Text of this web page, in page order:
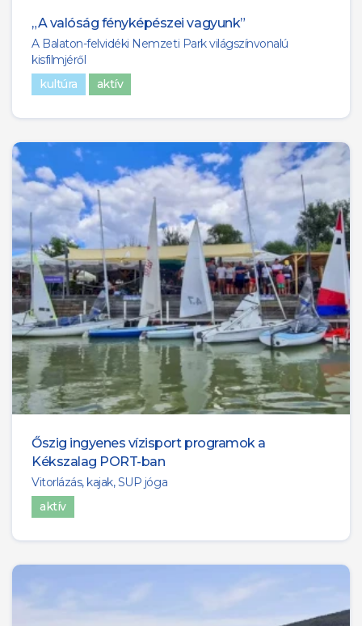
„A valóság fényképészei vagyunk”
A Balaton-felvidéki Nemzeti Park világszínvonalú
kisfilmjéről
kultúra
aktív
Őszig ingyenes vízisport programok a
Kékszalag PORT-ban
Vitorlázás, kajak, SUP jóga
aktív